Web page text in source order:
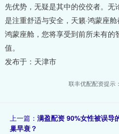
先优势，无疑是其中的佼佼者。
是注重舒适与安全，天籁·鸿蒙座
鸿蒙座舱，您将享受到前所未有的
值。
发布于：天津市
联丰优配配资提示
上一篇： 满盈配资 90%女性被误导
巢早衰？